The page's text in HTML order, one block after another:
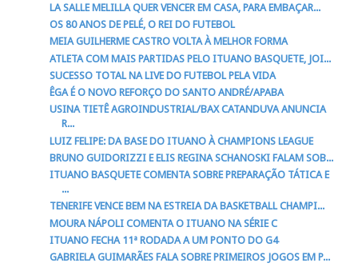
LA SALLE MELILLA QUER VENCER EM CASA, PARA EMBAÇAR...
OS 80 ANOS DE PELÉ, O REI DO FUTEBOL
MEIA GUILHERME CASTRO VOLTA À MELHOR FORMA
ATLETA COM MAIS PARTIDAS PELO ITUANO BASQUETE, JOI...
SUCESSO TOTAL NA LIVE DO FUTEBOL PELA VIDA
ÊGA É O NOVO REFORÇO DO SANTO ANDRÉ/APABA
USINA TIETÊ AGROINDUSTRIAL/BAX CATANDUVA ANUNCIA
R...
LUIZ FELIPE: DA BASE DO ITUANO À CHAMPIONS LEAGUE
BRUNO GUIDORIZZI E ELIS REGINA SCHANOSKI FALAM SOB...
ITUANO BASQUETE COMENTA SOBRE PREPARAÇÃO TÁTICA E
...
TENERIFE VENCE BEM NA ESTREIA DA BASKETBALL CHAMPI...
MOURA NÁPOLI COMENTA O ITUANO NA SÉRIE C
ITUANO FECHA 11ª RODADA A UM PONTO DO G4
GABRIELA GUIMARÃES FALA SOBRE PRIMEIROS JOGOS EM P...